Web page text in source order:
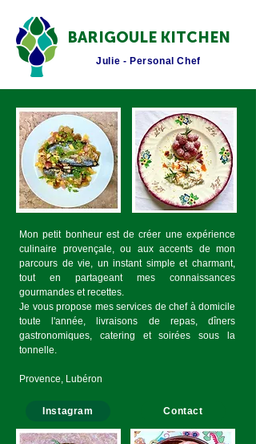
BARIGOULE KITCHEN
Julie - Personal Chef
Mon petit bonheur est de créer une expérience
culinaire provençale, ou aux accents de mon
parcours de vie, un instant simple et charmant,
tout en partageant mes connaissances
gourmandes et recettes.
Je vous propose mes services de chef à domicile
toute l'année, livraisons de repas, dîners
gastronomiques, catering et soirées sous la
tonnelle.
Provence, Lubéron
Instagram Contact